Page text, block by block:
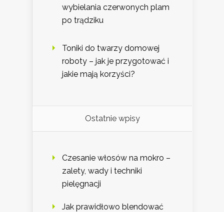
wybielania czerwonych plam
po trądziku
Toniki do twarzy domowej
roboty – jak je przygotować i
jakie mają korzyści?
Ostatnie wpisy
Czesanie włosów na mokro –
zalety, wady i techniki
pielęgnacji
Jak prawidłowo blendować